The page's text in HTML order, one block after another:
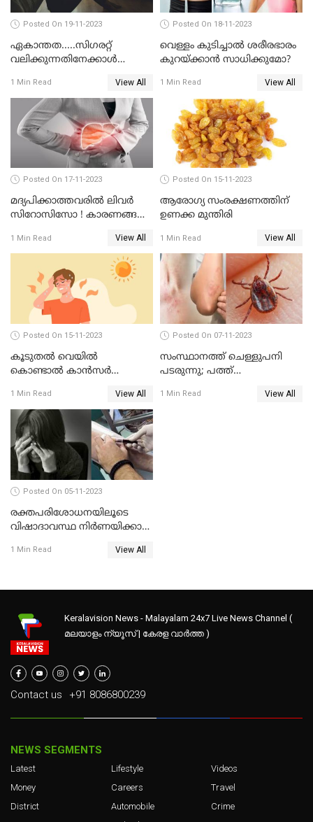
Posted On 19-11-2023
ഏകാന്തത.....സിഗരറ്റ്
വലിക്കുന്നതിനേക്കാള്‍
പഠനങ്ങള്‍
1 Min Read View All
Posted On 18-11-2023
വെള്ളം കുടിച്ചാല്‍ ശരീരഭാരം
കുറയ്ക്കാന്‍ സാധിക്കുമോ?
1 Min Read View All
Posted On 17-11-2023
മദ്യപിക്കാത്തവരില്‍ ലിവര്‍
സിറോസിസോ ! കാരണങ്ങള്‍
1 Min Read View All
Posted On 15-11-2023
ആരോഗ്യ സംരക്ഷണത്തിന്
ഉണക്ക മുന്തിരി
1 Min Read View All
Posted On 15-11-2023
കൂടുതൽ വെയിൽ
കൊണ്ടാൽ കാൻസർ
1 Min Read View All
Posted On 07-11-2023
സംസ്ഥാനത്ത് ചെള്ളുപനി
പടരുന്നു; പത്ത്
മരണം
1 Min Read View All
Posted On 05-11-2023
രക്തപരിശോധനയിലൂടെ
വിഷാദാവസ്ഥ നിര്‍ണയിക്കാന്‍
1 Min Read View All
Keralavision News - Malayalam 24x7 Live News Channel (
മലയാളം ന്യൂസ് | കേരള വാർത്ത )
Contact us +91 8086800239
NEWS SEGMENTS
Latest
Money
District
Lifestyle
Careers
Automobile
Videos
Travel
Crime